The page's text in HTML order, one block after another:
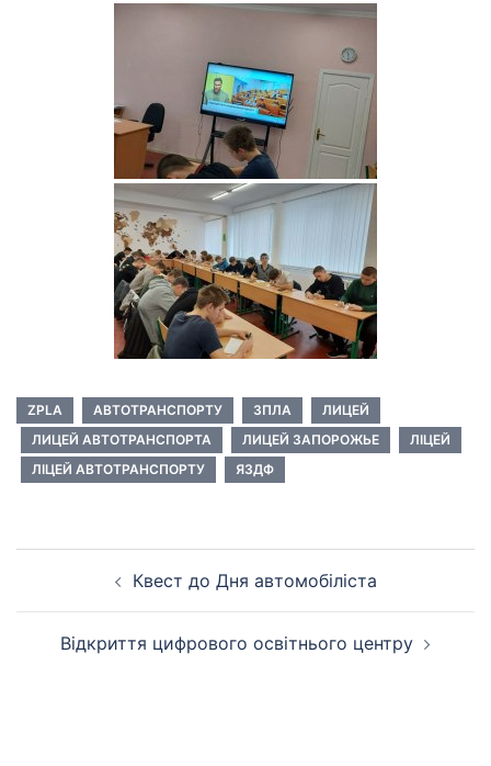
ZPLA АВТОТРАНСПОРТУ ЗПЛА
ЛИЦЕЙ
ЛИЦЕЙ АВТОТРАНСПОРТА
ЛИЦЕЙ ЗАПОРОЖЬЕ
ЛІЦЕЙ
ЛІЦЕЙ АВТОТРАНСПОРТУ
ЯЗДФ
Квест до Дня автомобіліста
Відкриття цифрового освітнього центру